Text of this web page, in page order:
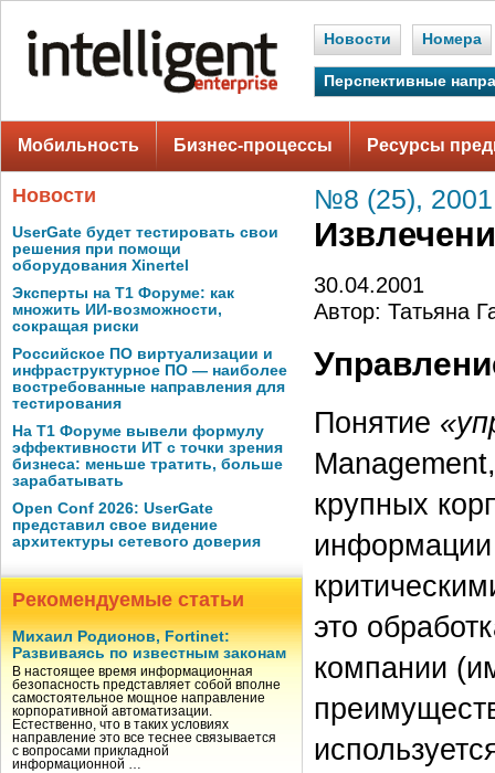
Новости Номера
Перспективные
Мобильность Бизнес-процессы Ресурсы
Новости
UserGate будет тестировать свои
решения при помощи
оборудования Xinertel
Эксперты на Т1 Форуме: как
множить ИИ-возможности,
сокращая риски
Российское ПО виртуализации и
инфраструктурное ПО — наиболее
востребованные направления для
тестирования
На Т1 Форуме вывели формулу
эффективности ИТ с точки зрения
бизнеса: меньше тратить, больше
зарабатывать
Open Conf 2026: UserGate
представил свое видение
архитектуры сетевого доверия
Рекомендуемые статьи
Михаил Родионов, Fortinet:
Развиваясь по известным законам
В настоящее время информационная
безопасность представляет собой вполне
самостоятельное мощное направление
корпоративной автоматизации.
Естественно, что в таких условиях
направление это все теснее связывается
с вопросами прикладной
информационной …
№8 (25), 2001
30.04.2001
Автор: Татьяна
Понятие
крупных
информации
это
компании